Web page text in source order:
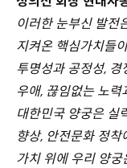
이러한 눈부신 발
지켜온 핵심가치들
투명성과 공정성,
우애, 끊임없는 노
대한민국 양궁은 실
향상, 안전문화 정
가치 위에 우리 양